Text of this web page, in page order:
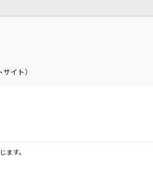
イト）
ます。